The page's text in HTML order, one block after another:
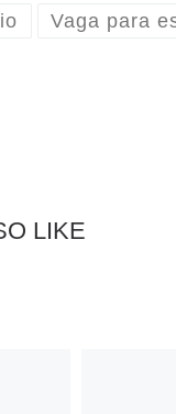
Vaga para
LIKE